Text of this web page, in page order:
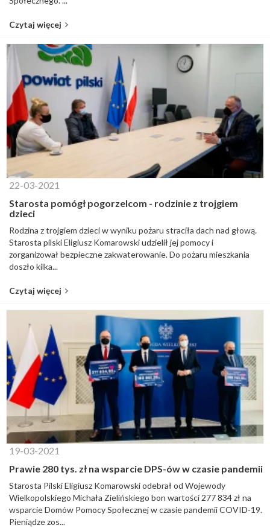
Czytaj więcej
22-03-2021
Starosta pomógł pogorzelcom - rodzinie z trojgiem
dzieci
Rodzina z trojgiem dzieci w wyniku pożaru straciła dach nad głową.
Starosta pilski Eligiusz Komarowski udzielił jej pomocy i
zorganizował bezpieczne zakwaterowanie. Do pożaru mieszkania
doszło kilka...
Czytaj więcej
19-03-2021
Prawie 280 tys. zł na wsparcie DPS-ów w czasie pandemii
Starosta Pilski Eligiusz Komarowski odebrał od Wojewody
Wielkopolskiego Michała Zielińskiego bon wartości 277 834 zł na
wsparcie Domów Pomocy Społecznej w czasie pandemii COVID-19.
Pieniądze zos...